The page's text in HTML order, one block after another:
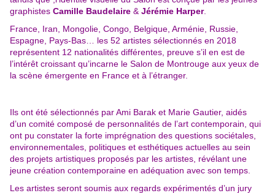
graphistes Camille Baudelaire & Jérémie Harper.
France, Iran, Mongolie, Congo, Belgique, Arménie, Russie,
Espagne, Pays-Bas… les 52 artistes sélectionnés en 2018
représentent 12 nationalités différentes, preuve s’il en est de
l’intérêt croissant qu’incarne le Salon de Montrouge aux yeux de
la scène émergente en France et à l’étranger.
Ils ont été sélectionnés par Ami Barak et Marie Gautier, aidés
d’un comité composé de personnalités de l’art contemporain, qui
ont pu constater la forte imprégnation des questions sociétales,
environnementales, politiques et esthétiques actuelles au sein
des projets artistiques proposés par les artistes, révélant une
jeune création contemporaine en adéquation avec son temps.
Les artistes seront soumis aux regards expérimentés d’un jury